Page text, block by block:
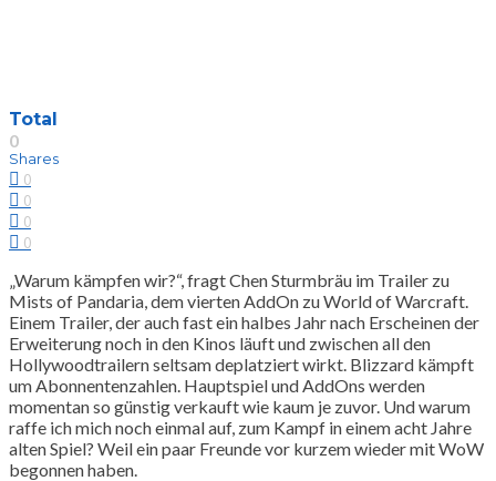
Total
0
Shares
0
0
0
0
„Warum kämpfen wir?“, fragt Chen Sturmbräu im Trailer zu
Mists of Pandaria, dem vierten AddOn zu World of Warcraft.
Einem Trailer, der auch fast ein halbes Jahr nach Erscheinen der
Erweiterung noch in den Kinos läuft und zwischen all den
Hollywoodtrailern seltsam deplatziert wirkt. Blizzard kämpft
um Abonnentenzahlen. Hauptspiel und AddOns werden
momentan so günstig verkauft wie kaum je zuvor. Und warum
raffe ich mich noch einmal auf, zum Kampf in einem acht Jahre
alten Spiel? Weil ein paar Freunde vor kurzem wieder mit WoW
begonnen haben.